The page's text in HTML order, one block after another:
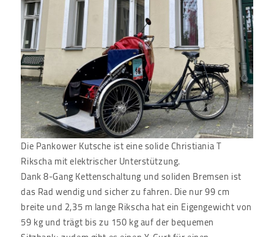
Die Pankower Kutsche ist eine solide Christiania T
Rikscha mit elektrischer Unterstützung.
Dank 8-Gang Kettenschaltung und soliden Bremsen ist
das Rad wendig und sicher zu fahren. Die nur 99 cm
breite und 2,35 m lange Rikscha hat ein Eigengewicht von
59 kg und trägt bis zu 150 kg auf der bequemen